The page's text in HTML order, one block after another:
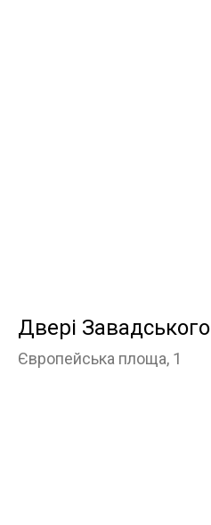
Двері Завадського
Європейська площа, 1